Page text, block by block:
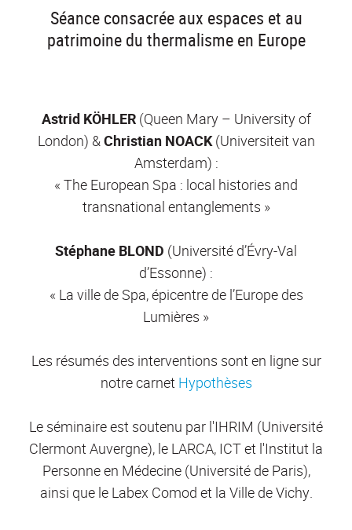
Séance consacrée aux espaces et au
patrimoine du thermalisme en Europe
Astrid KÖHLER(Queen Mary – University of
London) &Christian NOACK(Universiteit van
Amsterdam) :
« The European Spa : local histories and
transnational entanglements »
Stéphane BLOND (Université d’Évry-Val
d’Essonne) :
« La ville de Spa, épicentre de l’Europe des
Lumières »
Les résumés des interventions sont en ligne sur
notre carnet Hypothèses
Le séminaire est soutenu par l'IHRIM (Université
Clermont Auvergne), le LARCA, ICT et l'Institut la
Personne en Médecine (Université de Paris),
ainsi que le Labex Comod et la Ville de Vichy.